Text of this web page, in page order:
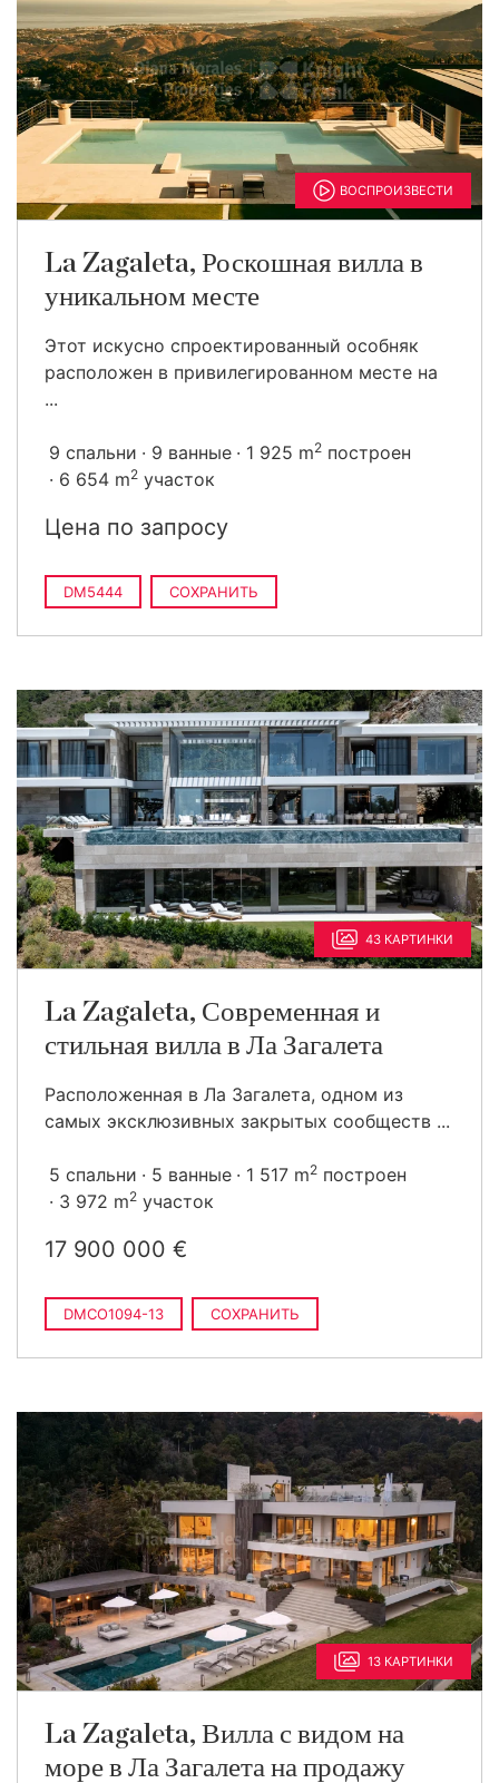
ВОСПРОИЗВЕСТИ
La Zagaleta, Роскошная вилла в
уникальном месте
Этот искусно спроектированный особняк
расположен в привилегированном месте на
...
9 спальни 9 ванные 1 925 m2 построен
6 654 m2 участок
Цена по запросу
DM5444 СОХРАНИТЬ
43 КАРТИНКИ
La Zagaleta, Современная и
стильная вилла в Ла Загалета
Расположенная в Ла Загалета, одном из
самых эксклюзивных закрытых сообществ ...
5 спальни 5 ванные 1 517 m2 построен
3 972 m2 участок
17 900 000 €
DMCO1094-13 СОХРАНИТЬ
13 КАРТИНКИ
La Zagaleta, Вилла с видом на
море в Ла Загалета на продажу